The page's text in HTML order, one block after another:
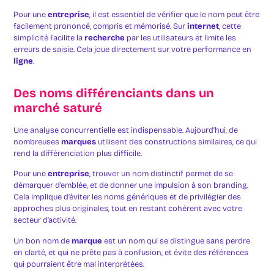
Pour uneentreprise, il est essentiel de vérifier que le nom peut être
facilement prononcé, compris et mémorisé. Surinternet, cette
simplicité facilite larecherche par les utilisateurs et limite les
erreurs de saisie. Cela joue directement sur votre performance en
ligne.
Des noms différenciants dans un
marché saturé
Une analyse concurrentielle est indispensable. Aujourd’hui, de
nombreusesmarques utilisent des constructions similaires, ce qui
rend la différenciation plus difficile.
Pour uneentreprise, trouver un nom distinctif permet de se
démarquer d’emblée, et de donner une impulsion à son branding.
Cela implique d’éviter les noms génériques et de privilégier des
approches plus originales, tout en restant cohérent avec votre
secteur d’activité.
Un bon nom demarque est un nom qui se distingue sans perdre
en clarté, et qui ne prête pas à confusion, et évite des références
qui pourraient être mal interprétées.